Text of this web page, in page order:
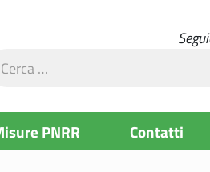
PNRR Contatti